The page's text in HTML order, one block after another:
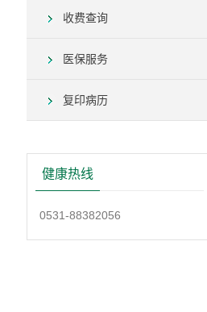
收费查询
医保服务
复印病历
健康热线
0531-88382056